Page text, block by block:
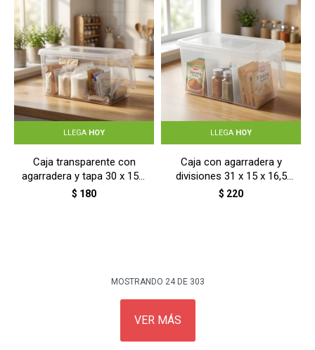
LLEGA HOY
Caja transparente con
agarradera y tapa 30 x 15 x
15 cm - TRASLUCIDO
$ 180
LLEGA HOY
Caja con agarradera y
divisiones 31 x 15 x 16,5
cm - TRASLUCIDO
$ 220
MOSTRANDO 24DE 303
VER MÁS